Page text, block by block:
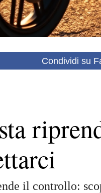
Condividi su
il controllo: